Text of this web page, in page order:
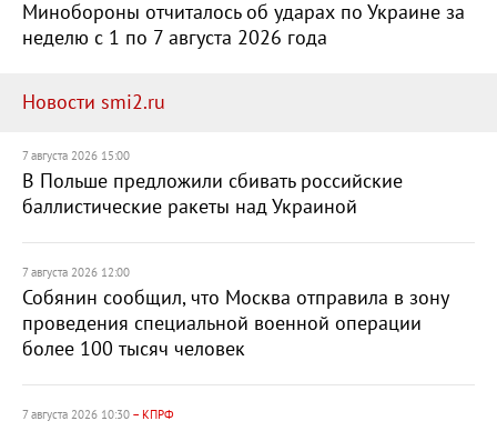
Минобороны отчиталось об ударах по Украине за
неделю с 1 по 7 августа 2026 года
Новости smi2.ru
7 августа 2026 15:00
В Польше предложили сбивать российские
баллистические ракеты над Украиной
7 августа 2026 12:00
Собянин сообщил, что Москва отправила в зону
проведения специальной военной операции
более 100 тысяч человек
7 августа 2026 10:30 – КПРФ